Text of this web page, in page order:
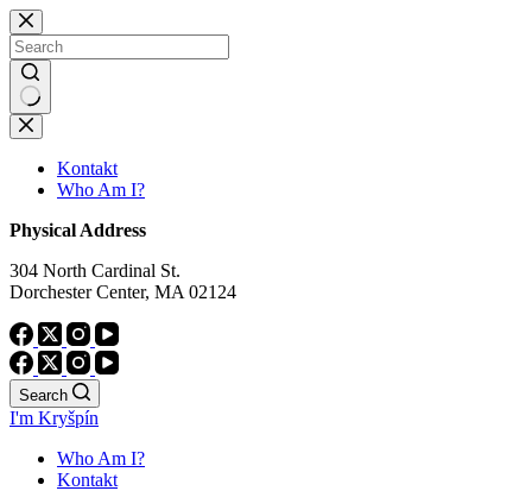
Skip
to
content
No
results
Kontakt
Who Am I?
Physical Address
304 North Cardinal St.
Dorchester Center, MA 02124
Search
I'm Kryšpín
Who Am I?
Kontakt